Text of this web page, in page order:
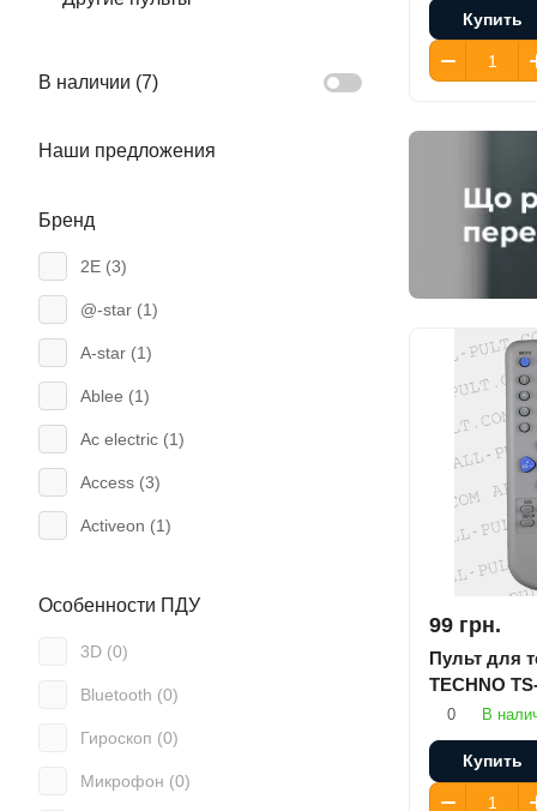
Купить
99 грн.
Пульт для
TECHNO
0 В
Купить
В наличии (7)
Наши предложения
Бренд
2E (3)
@-star (1)
A-star (1)
Ablee (1)
Ac electric (1)
Access (3)
Activeon (1)
Aeg (5)
Ag (1)
Air mouse (18
Airwell (3)
Aiwa (19)
Особенности ПДУ
3D (0)
Bluetooth (0)
Гироскоп (0)
Микрофон (0)